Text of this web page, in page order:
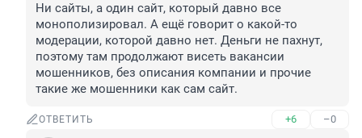
Ни сайты, а один сайт, который давно все
монополизировал. А ещё говорит о какой-то
модерации, которой давно нет. Деньги не пахнут,
поэтому там продолжают висеть вакансии
мошенников, без описания компании и прочие
такие же мошенники как сам сайт.
ОТВЕТИТЬ +6 –0